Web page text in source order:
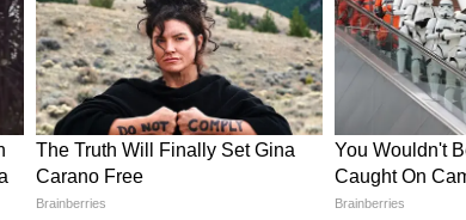
डिजाइन सिर्फ Flipkart